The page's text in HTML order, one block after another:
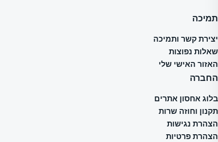
תמיכה
יצירת קשר ותמיכה
שאלות נפוצות
האזור האישי שלי
החברה
בלוג אחסון אתרים
תקנון וחוזה שרות
הצהרת נגישות
הצהרת פרטיות